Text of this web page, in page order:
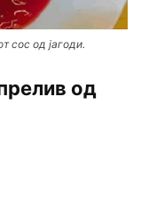
сос од јагоди.
од